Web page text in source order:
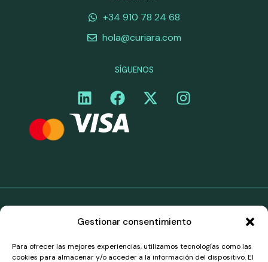
Gestionar consentimiento
Para ofrecer las mejores experiencias, utilizamos tecnologías como las
cookies para almacenar y/o acceder a la información del dispositivo. El
+34 910 78 24 68
hola@curiara.com
SÍGUENOS
de pago de Curiara en el territorio del Espacio
asociación marca-blanca con Belmoney S.A., una